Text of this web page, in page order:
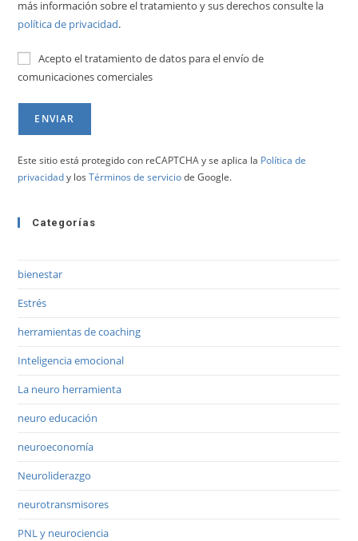
más información sobre el tratamiento y sus derechos consulte la
política de privacidad.
Acepto el tratamiento de datos para el envío de
comunicaciones comerciales
Este sitio está protegido con reCAPTCHA y se aplica la Política de
privacidady losTérminos de serviciode Google.
Categorías
bienestar
Estrés
herramientas de coaching
Inteligencia emocional
La neuro herramienta
neuro educación
neuroeconomía
Neuroliderazgo
neurotransmisores
PNL y neurociencia